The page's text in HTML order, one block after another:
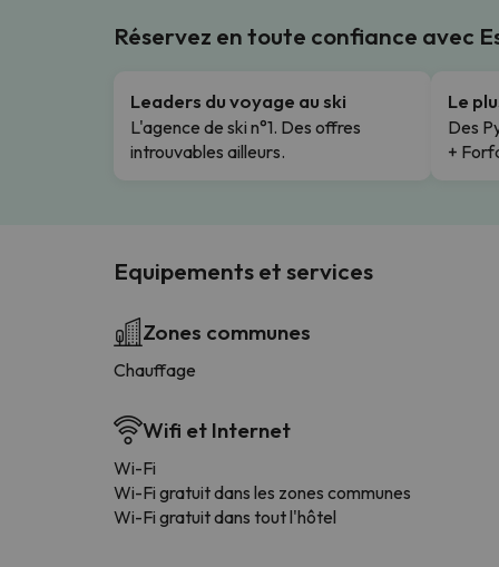
Réservez en toute confiance avec
Leaders du voyage au ski
L'agence de ski n°1. Des offres
introuvables ailleurs.
Le
Des
+
Equipements et services
Zones communes
Chauffage
Wifi et Internet
Wi-Fi
Wi-Fi gratuit dans les zones communes
Wi-Fi gratuit dans tout l'hôtel